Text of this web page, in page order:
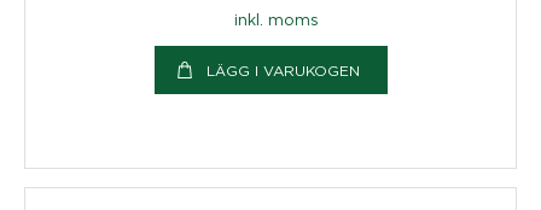
inkl. moms
LÄGG I VARUKOGEN